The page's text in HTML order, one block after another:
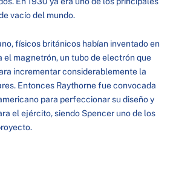
vacío del mundo.
físicos británicos habían inventado en
el magnetrón, un tubo de electrón que
incrementar considerablemente la
Entonces Raythorne fue convocada
para perfeccionar su diseño y
el ejército, siendo Spencer uno de los